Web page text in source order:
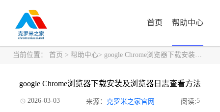
首页 帮助中心
当前位置： 首页 > 帮助中心> google Chrome浏览器下载安装及浏览器日志查看方法
google Chrome浏览器下载安装及浏览器日志查看方法
2026-03-03 来源： 克罗米之家官网 阅读:5